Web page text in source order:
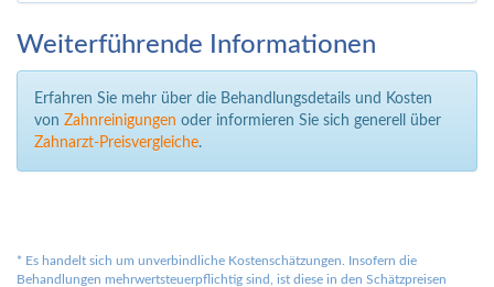
Weiterführende Informationen
Erfahren Sie mehr über die Behandlungsdetails und Kosten
von Zahnreinigungen oder informieren Sie sich generell über
Zahnarzt-Preisvergleiche.
* Es handelt sich um unverbindliche Kostenschätzungen. Insofern die
Behandlungen mehrwertsteuerpflichtig sind, ist diese in den Schätzpreisen